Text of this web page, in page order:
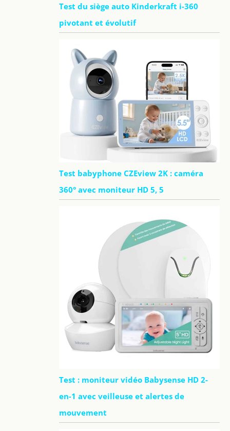
Test du siège auto Kinderkraft i-360
pivotant et évolutif
Test babyphone CZEview 2K : caméra
360° avec moniteur HD 5, 5
Test : moniteur vidéo Babysense HD 2-
en-1 avec veilleuse et alertes de
mouvement